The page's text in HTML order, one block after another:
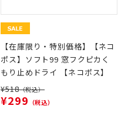
【在庫限り・特別価格】【ネコ
ポス】ソフト99 窓フクピカく
もり止めドライ 【ネコポス】
¥518（税込）
¥299 （税込）